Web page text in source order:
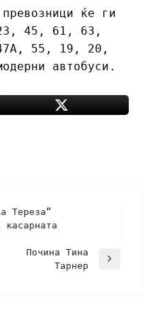
ќе ги
23, 45, 61, 63,
55, 19, 20,
автобуси.
Тереза“
касарната
Почина Тина
Тарнер